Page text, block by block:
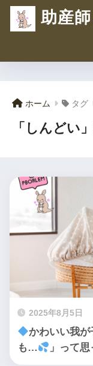
助産
ホーム タグ
「しんどい
2025年8月5日
かわいい我
も…
」って